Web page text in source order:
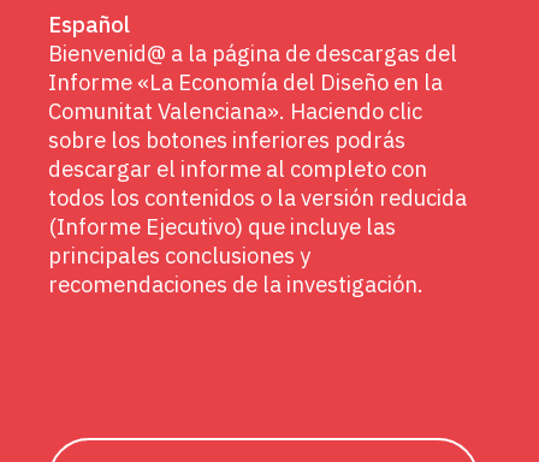
Español
Bienvenid@ a la página de descargas del
Informe «La Economía del Diseño en la
Comunitat Valenciana». Haciendo clic
sobre los botones inferiores podrás
descargar el informe al completo con
todos los contenidos o la versión reducida
(Informe Ejecutivo) que incluye las
principales conclusiones y
recomendaciones de la investigación.